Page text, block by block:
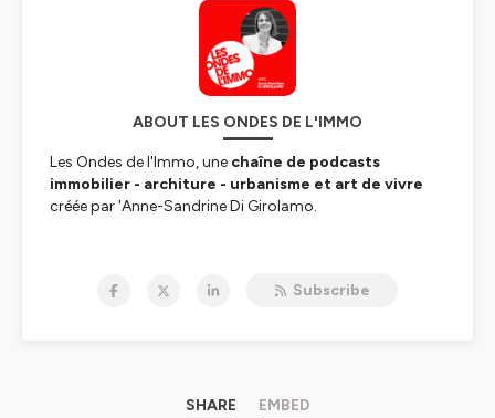
ABOUT LES ONDES DE L'IMMO
Les Ondes de l'Immo, une chaîne de podcasts
immobilier - architure - urbanisme et art de vivre
créée par 'Anne-Sandrine Di Girolamo.
Nos invités sont des experts de qualité,
Subscribe
SHARE EMBED